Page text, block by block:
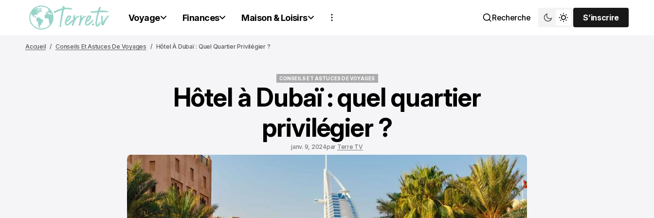
Voyage Finances Maison & Loisirs Recherche
S’inscrire
S’inscrire
Accueil Conseils Et Astuces De Voyages Hôtel À Dubaï : Quel Quartier Privilégier ?
CONSEILS ET ASTUCES DE VOYAGES
CONSEILS ET ASTUCES DE VOYAGES
Hôtel à Dubaï : quel quartier
privilégier ?
janv. 9, 2024par Terre TV